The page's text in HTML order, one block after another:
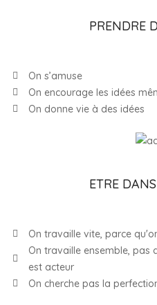
PRENDRE
On s’amuse
On encourage les idées
On donne vie à des idées
ETRE
On travaille vite, parce
On travaille ensemble, pas
est acteur
On cherche pas la